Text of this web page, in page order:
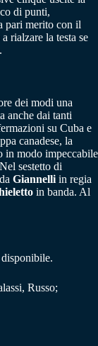
di punti,
pari merito con il
rialzare la testa se
dei modi una
anche dai tanti
su Cuba e
canadese, la
in modo impeccabile
sestetto di
Giannelli in regia
in banda. Al
Russo;